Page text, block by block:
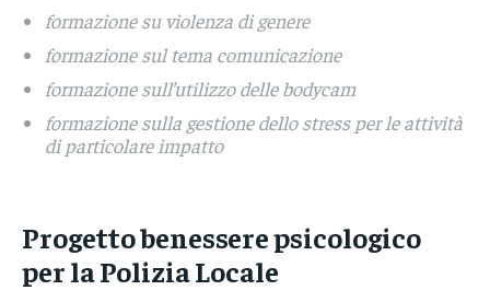
formazione su violenza di genere
formazione sul tema comunicazione
formazione sull’utilizzo delle bodycam
formazione sulla gestione dello stress per le attività
di particolare impatto
Progetto benessere psicologico
per la Polizia Locale